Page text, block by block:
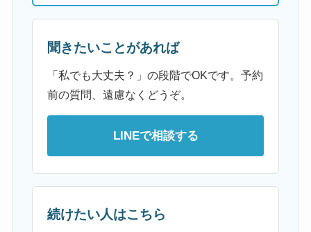
聞きたいことがあれば
「私でも大丈夫？」の段階でOKです。予約
前の質問、遠慮なくどうぞ。
LINEで相談する
続けたい人はこちら